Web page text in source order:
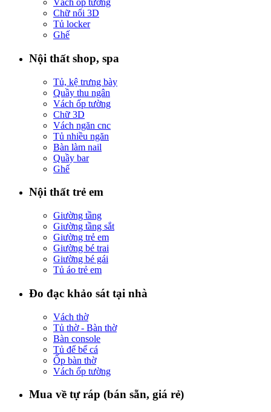
Vách ốp tường
Chữ nổi 3D
Tủ locker
Ghế
Nội thất shop, spa
Tủ, kệ trưng bày
Quầy thu ngân
Vách ốp tường
Chữ 3D
Vách ngăn cnc
Tủ nhiều ngăn
Bàn làm nail
Quầy bar
Ghế
Nội thất trẻ em
Giường tầng
Giường tầng sắt
Giường trẻ em
Giường bé trai
Giường bé gái
Tủ áo trẻ em
Đo đạc khảo sát tại nhà
Vách thờ
Tủ thờ - Bàn thờ
Bàn console
Tủ để bể cá
Ốp bàn thờ
Vách ốp tường
Mua về tự ráp (bán sẵn, giá rẻ)